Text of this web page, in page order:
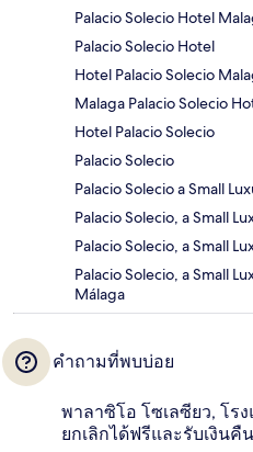
Palacio Solecio Hotel
Palacio Solecio Hotel
Hotel Palacio Solecio
Malaga Palacio Solecio
Hotel Palacio Solecio
Palacio Solecio
Palacio Solecio a Small
Palacio Solecio, a Small
Palacio Solecio, a Small
Palacio Solecio, a Small
Málaga
คำถามที่พบบ่อย
พาลาซิโอ โซเลซียว, โร
ยกเลิกได้ฟรีและรับเงินคื